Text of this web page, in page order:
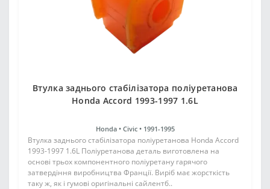
Втулка заднього стабілізатора поліуретанова
Honda Accord 1993-1997 1.6L
Honda • Civic • 1991-1995
Втулка заднього стабілізатора поліуретанова Honda Accord
1993-1997 1.6L Поліуретанова деталь виготовлена на
основі трьох компонентного поліуретану гарячого
затвердіння виробництва Франції. Виріб має жорсткість
таку ж, як і гумові оригінальні сайлентб..